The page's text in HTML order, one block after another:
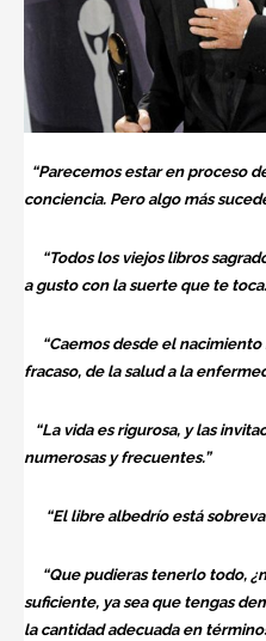
“Parecemos estar en proceso
conciencia. Pero algo más
“Todos los viejos libros
a gusto con la suerte que te
“Caemos desde el nacimiento
fracaso, de la salud a la
“La vida es rigurosa, y las
numerosas y frecuentes.”
“El libre albedrío está
“Que pudieras tenerlo todo,
suficiente, ya sea que tengas
la cantidad adecuada en